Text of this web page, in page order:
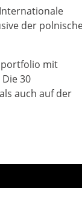
der
mit
30
auch auf der